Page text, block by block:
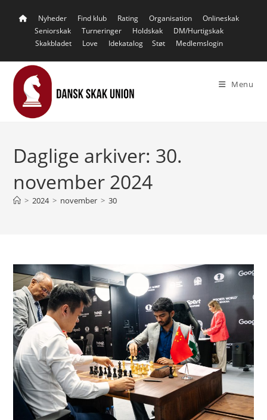
Nyheder Find klub Rating Organisation
Onlineskak
Seniorskak
Turneringer Holdskak
DM/Hurtigskak
Skakbladet
Love Idekatalog Støt Medlemslogin
Menu
Daglige arkiver: 30.
november 2024
> 2024 > november > 30